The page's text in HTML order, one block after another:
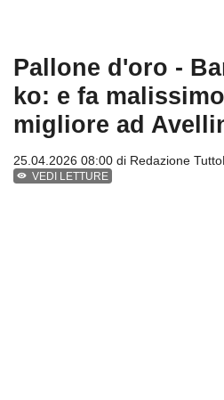
Pallone d'oro -
ko: e fa
migliore ad
25.04.2026 08:00 di Redazione
VEDI LETTURE